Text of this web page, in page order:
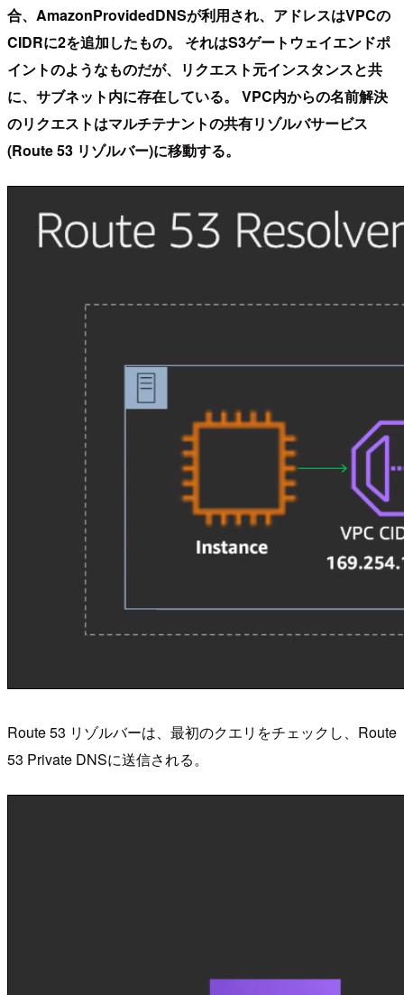
合、AmazonProvidedDNSが利用され、アドレスはVPCの
CIDRに2を追加したもの。
それはS3ゲートウェイエンドポ
イントのようなものだが、リクエスト元インスタンスと共
に、サブネット内に存在している。
VPC内からの名前解決
のリクエストはマルチテナントの共有リゾルバサービス
(Route 53 リゾルバー)に移動する。
Route 53 リゾルバーは、最初のクエリをチェックし、Route
53 Private DNSに送信される。